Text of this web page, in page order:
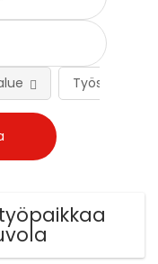
Työsuhteen